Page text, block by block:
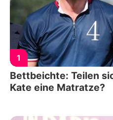
1
Bettbeichte: Teilen
Kate eine Matratze?